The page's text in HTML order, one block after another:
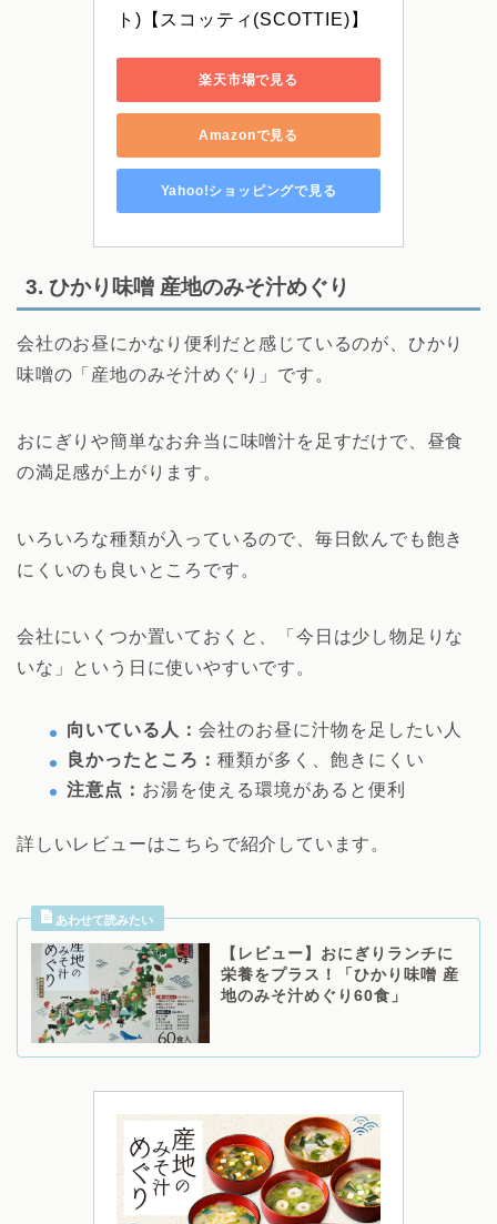
ト)【スコッティ(SCOTTIE)】
楽天市場で見る
Amazonで見る
Yahoo!ショッピングで見る
3. ひかり味噌 産地のみそ汁めぐり
会社のお昼にかなり便利だと感じているのが、ひかり
味噌の「産地のみそ汁めぐり」です。
おにぎりや簡単なお弁当に味噌汁を足すだけで、昼食
の満足感が上がります。
いろいろな種類が入っているので、毎日飲んでも飽き
にくいのも良いところです。
会社にいくつか置いておくと、「今日は少し物足りな
いな」という日に使いやすいです。
向いている人： 会社のお昼に汁物を足したい人
良かったところ： 種類が多く、飽きにくい
注意点： お湯を使える環境があると便利
詳しいレビューはこちらで紹介しています。
【レビュー】おにぎりランチに
栄養をプラス！「ひかり味噌 産
地のみそ汁めぐり60食」